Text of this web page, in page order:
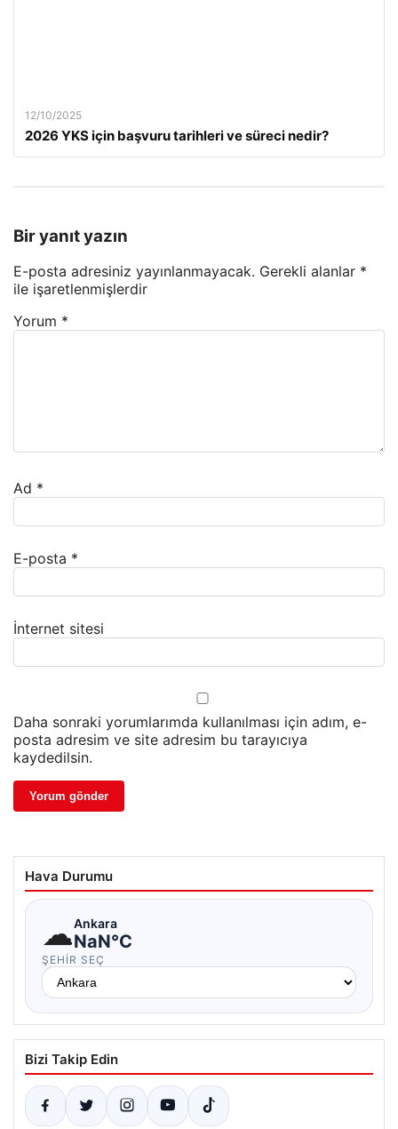
12/10/2025
2026 YKS için başvuru tarihleri ve süreci nedir?
Bir yanıt yazın
E-posta adresiniz yayınlanmayacak. Gerekli alanlar *
ile işaretlenmişlerdir
Yorum *
Ad *
E-posta *
İnternet sitesi
Daha sonraki yorumlarımda kullanılması için adım, e-
posta adresim ve site adresim bu tarayıcıya
kaydedilsin.
Hava Durumu
☁Ankara
NaN°C
ŞEHIR SEÇ
Bizi Takip Edin